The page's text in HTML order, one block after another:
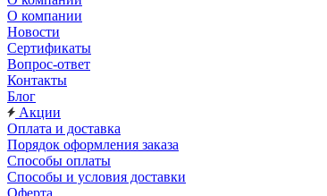
О компании
Новости
Сертификаты
Вопрос-ответ
Контакты
Блог
Акции
Оплата и доставка
Порядок оформления заказа
Способы оплаты
Способы и условия доставки
Оферта